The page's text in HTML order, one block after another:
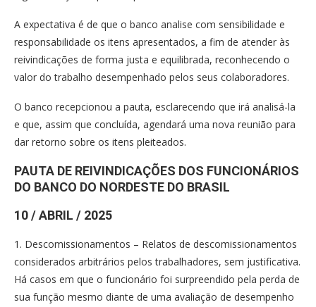
A expectativa é de que o banco analise com sensibilidade e
responsabilidade os itens apresentados, a fim de atender às
reivindicações de forma justa e equilibrada, reconhecendo o
valor do trabalho desempenhado pelos seus colaboradores.
O banco recepcionou a pauta, esclarecendo que irá analisá-la
e que, assim que concluída, agendará uma nova reunião para
dar retorno sobre os itens pleiteados.
PAUTA DE REIVINDICAÇÕES DOS FUNCIONÁRIOS
DO BANCO DO NORDESTE DO BRASIL
10 / ABRIL / 2025
1. Descomissionamentos – Relatos de descomissionamentos
considerados arbitrários pelos trabalhadores, sem justificativa.
Há casos em que o funcionário foi surpreendido pela perda de
sua função mesmo diante de uma avaliação de desempenho